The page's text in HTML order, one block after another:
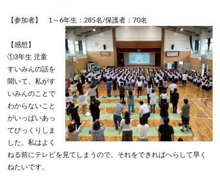
【参加者】 1～6年生：285名/保護者：70名
【感想】
①3年生 児童
すいみんの話を
聞いて、私がす
いみんのことで
わからないこと
がいっぱいあっ
てびっくりしま
した。私はよく
ねる前にテレビを見てしまうので、それをできればへらして早く
ねたいです。